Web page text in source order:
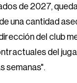
de 2027,
una cantidad
del club
del
semanas".